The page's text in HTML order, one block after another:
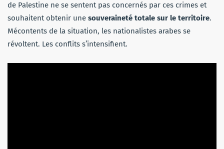
de Palestine ne se sentent pas concernés par ces crimes et
souhaitent obtenir une souveraineté totale sur le territoire.
Mécontents de la situation, les nationalistes arabes se
révoltent. Les conflits s’intensifient.